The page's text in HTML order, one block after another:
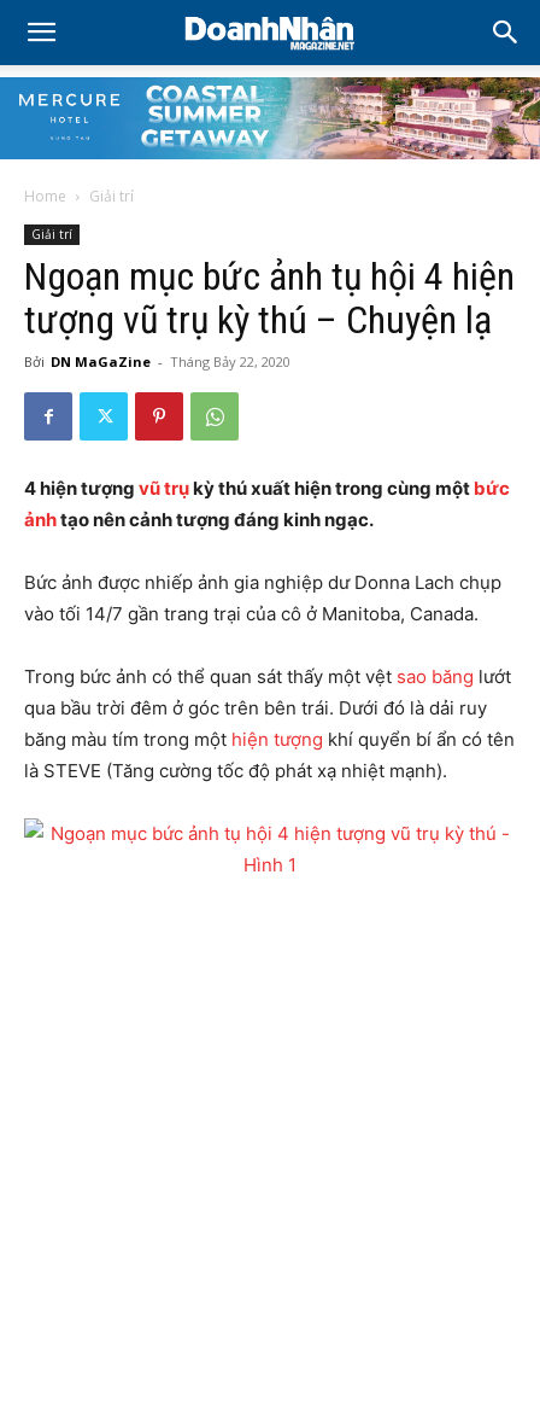
Home Giải trí
Giải trí
Ngoạn mục bức ảnh tụ hội 4 hiện
tượng vũ trụ kỳ thú – Chuyện lạ
Bởi DN MaGaZine - Tháng Bảy 22, 2020
4 hiện tượng vũ trụkỳ thú xuất hiện trong cùng một bức
ảnhtạo nên cảnh tượng đáng kinh ngạc.
Bức ảnh được nhiếp ảnh gia nghiệp dư Donna Lach chụp
vào tối 14/7 gần trang trại của cô ở Manitoba, Canada.
Trong bức ảnh có thể quan sát thấy một vệt sao băng lướt
qua bầu trời đêm ở góc trên bên trái. Dưới đó là dải ruy
băng màu tím trong một hiện tượng khí quyển bí ẩn có tên
là STEVE (Tăng cường tốc độ phát xạ nhiệt mạnh).